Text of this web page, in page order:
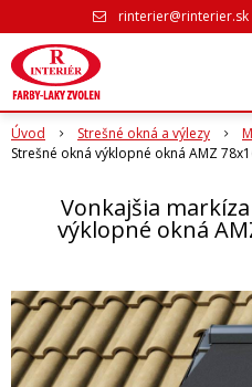
rinterier@rinterier.sk
Úvod Strešné okná a výlezy
Strešné okná výklopné okná AMZ
Vonkajšia
výklopné okná